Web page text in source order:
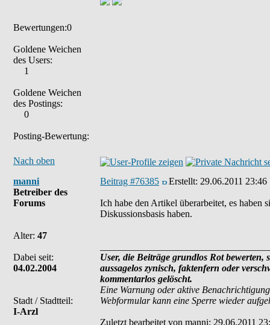
Bewertungen:0
Goldene Weichen
des Users:
1
Goldene Weichen
des Postings:
0
Posting-Bewertung:
Nach oben
manni
Betreiber des
Forums
Alter: 47
Dabei seit:
04.02.2004
Stadt / Stadtteil:
I-Arzl
Beitrag #76385 Erstellt: 29.06.2011 23:46
Ich habe den Artikel überarbeitet, es haben
Diskussionsbasis haben.
User, die Beiträge grundlos Rot
aussagelos zynisch, faktenfern oder
kommentarlos gelöscht.
Eine Warnung oder aktive
Webformular kann eine Sperre wieder
Zuletzt bearbeitet von manni: 29.06.2011